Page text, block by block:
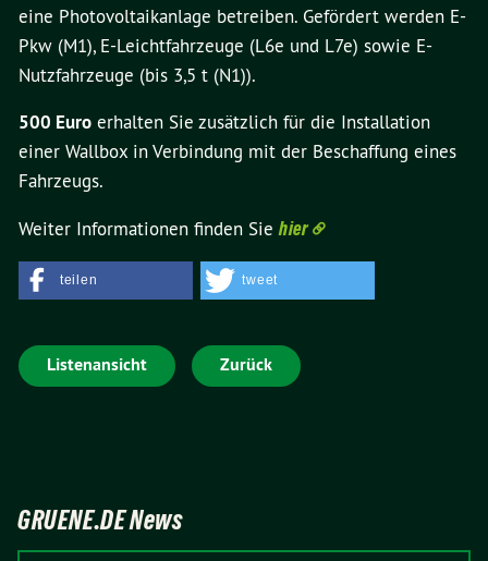
eine Photovoltaikanlage betreiben. Gefördert werden E-
Pkw (M1), E-Leichtfahrzeuge (L6e und L7e) sowie E-
Nutzfahrzeuge (bis 3,5 t (N1)).
500 Euro erhalten Sie zusätzlich für die Installation
einer Wallbox in Verbindung mit der Beschaffung eines
Fahrzeugs.
Weiter Informationen finden Siehier
teilen tweet
Listenansicht Zurück
GRUENE.DE News